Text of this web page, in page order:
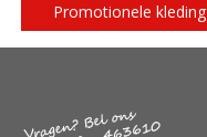
Promotionele kleding